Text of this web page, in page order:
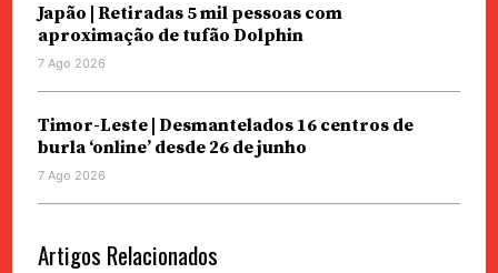
Japão | Retiradas 5 mil pessoas com
aproximação de tufão Dolphin
7 Ago 2026
Timor-Leste | Desmantelados 16 centros de
burla ‘online’ desde 26 de junho
7 Ago 2026
Artigos Relacionados